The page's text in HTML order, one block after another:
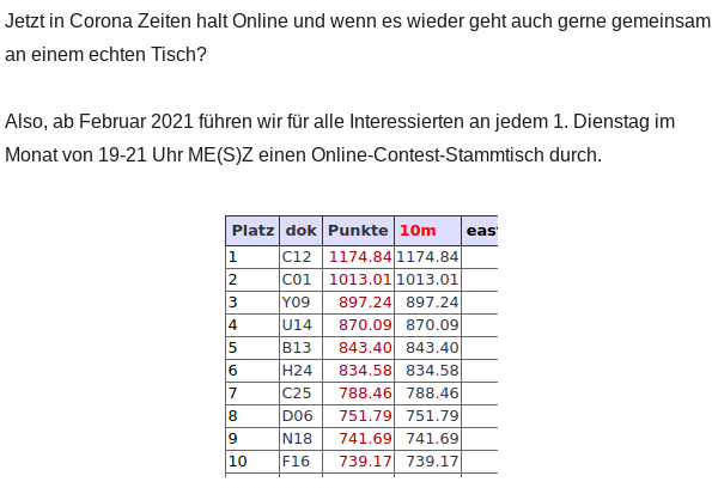
Jetzt in Corona Zeiten halt Online und wenn es wieder geht auch gerne gemeinsam
an einem echten Tisch?
Also, ab Februar 2021 führen wir für alle Interessierten an jedem 1. Dienstag im
Monat von 19-21 Uhr ME(S)Z einen Online-Contest-Stammtisch durch.